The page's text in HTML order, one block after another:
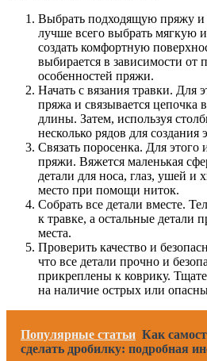
Выбрать подходящую пряжу и
лучше всего выбрать мягкую
создать комфортную
выбирается в зависимости от
особенностей пряжи.
Начать с вязания травки. Для
пряжа и связывается
длины. Затем, используя
несколько рядов для создания
Связать поросенка. Для этого
пряжи. Вяжется маленькая
детали для носа, глаз, ушей и
место при помощи ниток.
Собрать все детали вместе.
к травке, а остальные детали
места.
Проверить качество и
что все детали прочно и
прикреплены к коврику.
на наличие острых или
Популярные статьи Как
сделать дробилку: подробная